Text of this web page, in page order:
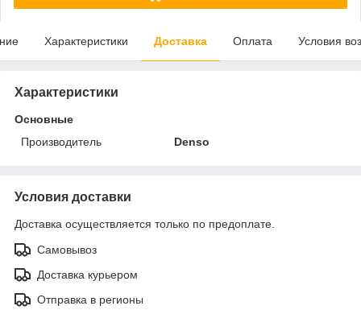
Характеристики Доставка Оплата Условия
Характеристики
Основные
Производитель
Denso
Условия доставки
Доставка осуществляется только по предоплате.
Самовывоз
Доставка курьером
Отправка в регионы